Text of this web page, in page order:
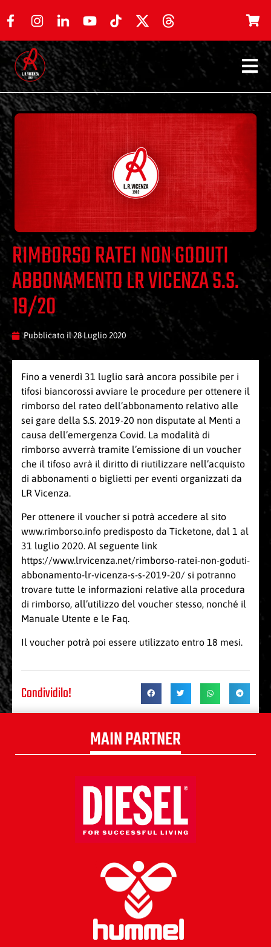
RIMBORSO RATEI NON GODUTI
ABBONAMENTO LR VICENZA S.S.
19/20
Pubblicato il28 Luglio 2020
Fino a venerdì 31 luglio sarà ancora possibile per i
tifosi biancorossi avviare le procedure per ottenere il
rimborso del rateo dell’abbonamento relativo alle
sei gare della S.S. 2019-20 non disputate al Menti a
causa dell’emergenza Covid. La modalità di
rimborso avverrà tramite l’emissione di un voucher
che il tifoso avrà il diritto di riutilizzare nell’acquisto
di abbonamenti o biglietti per eventi organizzati da
LR Vicenza.
Per ottenere il voucher si potrà accedere al sito
www.rimborso.info predisposto da Ticketone, dal 1 al
31 luglio 2020. Al seguente link
https://www.lrvicenza.net/rimborso-ratei-non-goduti-
abbonamento-lr-vicenza-s-s-2019-20/ si potranno
trovare tutte le informazioni relative alla procedura
di rimborso, all’utilizzo del voucher stesso, nonché il
Manuale Utente e le Faq.
Il voucher potrà poi essere utilizzato entro 18 mesi.
Condividilo!
MAIN PARTNER